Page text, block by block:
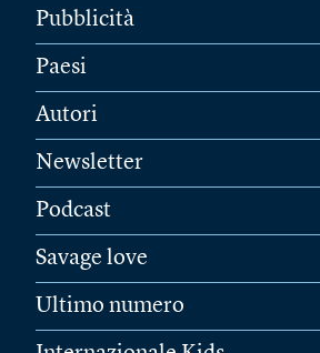
Pubblicità
Paesi
Autori
Newsletter
Podcast
Savage love
Ultimo numero